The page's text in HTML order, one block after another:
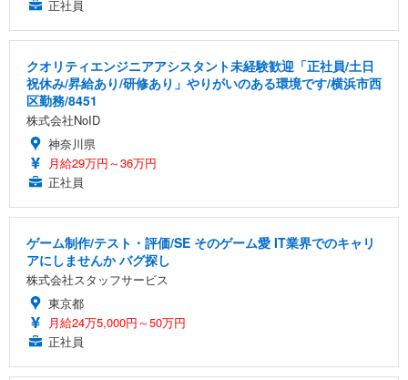
正社員
クオリティエンジニアアシスタント未経験歓迎「正社員/土日
祝休み/昇給あり/研修あり」やりがいのある環境です/横浜市西
区勤務/8451
株式会社NoID
神奈川県
月給29万円～36万円
正社員
ゲーム制作/テスト・評価/SE そのゲーム愛 IT業界でのキャリ
アにしませんか バグ探し
株式会社スタッフサービス
東京都
月給24万5,000円～50万円
正社員